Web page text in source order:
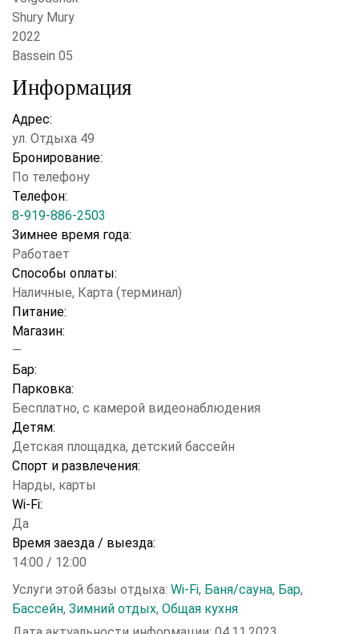
Информация
Адрес:
ул. Отдыха 49
Бронирование:
По телефону
Телефон:
8-919-886-2503
Зимнее время года:
Работает
Способы оплаты:
Наличные, Карта (терминал)
Питание:
Магазин:
—
Бар:
Парковка:
Бесплатно, с камерой видеонаблюдения
Детям:
Детская площадка, детский бассейн
Спорт и развлечения:
Нарды, карты
Wi-Fi:
Да
Время заезда / выезда:
14:00 / 12:00
Услуги этой базы отдыха: Wi-Fi, Баня/сауна, Бар,
Бассейн, Зимний отдых, Общая кухня